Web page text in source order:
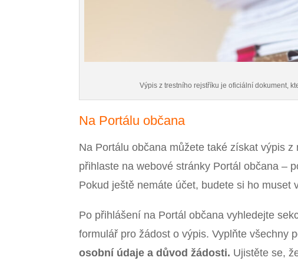
Výpis z trestního rejstříku je oficiální dokument,
Na Portálu občana
Na Portálu občana můžete také získat výpis
přihlaste na webové stránky Portál občana –
Pokud ještě nemáte účet, budete si ho muset
Po přihlášení na Portál občana vyhledejte
formulář pro žádost o výpis. Vyplňte všechny
osobní údaje a důvod žádosti. Ujistěte se,